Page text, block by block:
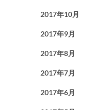
2017年10月
2017年9月
2017年8月
2017年7月
2017年6月